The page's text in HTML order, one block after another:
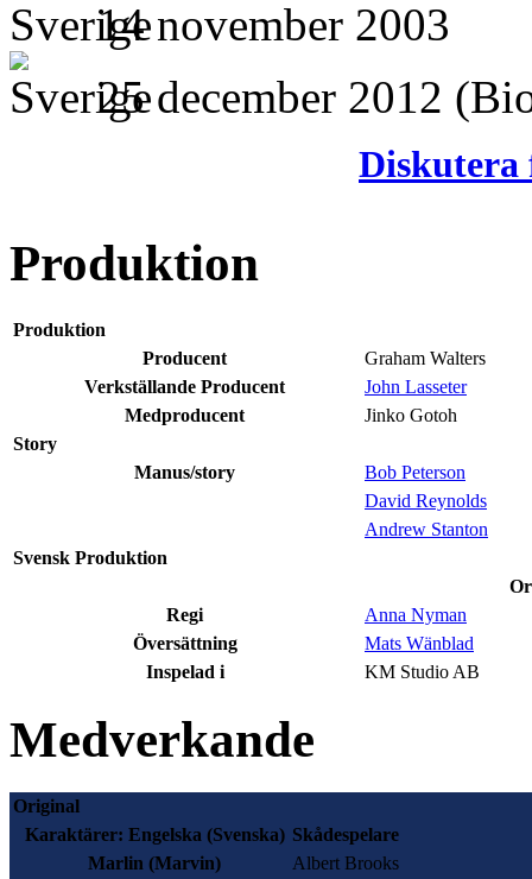
14 november 2003
25 december 2012
Diskutera
Produktion
Produktion
Producent
Graham Walters
Verkställande Producent
John Lasseter
Medproducent
Jinko Gotoh
Story
Manus/story
Bob Peterson
David Reynolds
Andrew Stanton
Svensk Produktion
Regi
Anna Nyman
Översättning
Mats Wänblad
Inspelad i
KM Studio AB
Medverkande
Original
Karaktärer: Engelska (Svenska) Skådespelare
Marlin(Marvin)
Albert Brooks